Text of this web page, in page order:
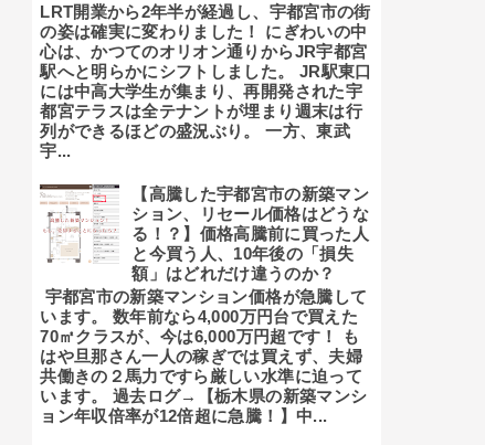
LRT開業から2年半が経過し、宇都宮市の街
の姿は確実に変わりました！ にぎわいの中
心は、かつてのオリオン通りからJR宇都宮
駅へと明らかにシフトしました。 JR駅東口
には中高大学生が集まり、再開発された宇
都宮テラスは全テナントが埋まり週末は行
列ができるほどの盛況ぶり。 一方、東武
宇...
【高騰した宇都宮市の新築マン
ション、リセール価格はどうな
る！？】価格高騰前に買った人
と今買う人、10年後の「損失
額」はどれだけ違うのか？
宇都宮市の新築マンション価格が急騰して
います。 数年前なら4,000万円台で買えた
70㎡クラスが、今は6,000万円超です！ も
はや旦那さん一人の稼ぎでは買えず、夫婦
共働きの２馬力ですら厳しい水準に迫って
います。 過去ログ→【栃木県の新築マンシ
ョン年収倍率が12倍超に急騰！】中...